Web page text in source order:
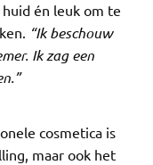
én leuk om te
“Ik beschouw
Ik zag een
cosmetica is
maar ook het